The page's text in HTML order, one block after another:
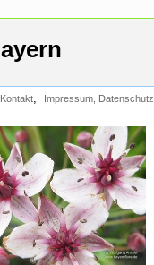
Kontakt, Impressum, Datenschutz